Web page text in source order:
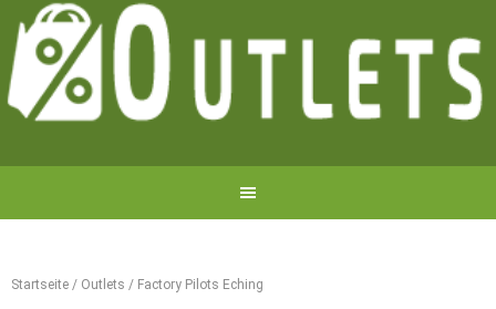
Startseite / Outlets / Factory Pilots Eching